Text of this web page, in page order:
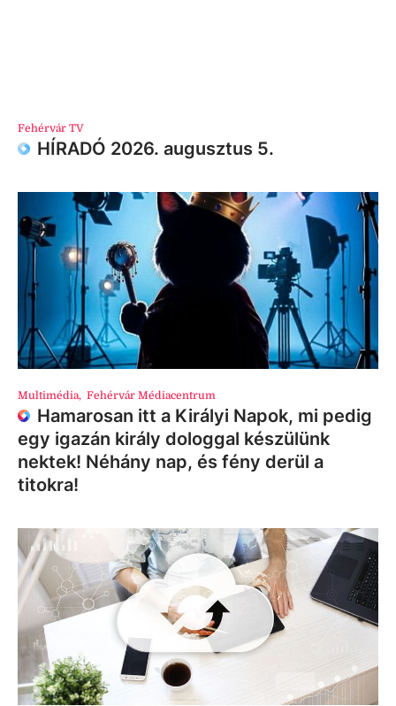
Fehérvár TV
HÍRADÓ 2026. augusztus 5.
Multimédia, Fehérvár Médiacentrum
Hamarosan itt a Királyi Napok, mi pedig
egy igazán király dologgal készülünk
nektek! Néhány nap, és fény derül a
titokra!